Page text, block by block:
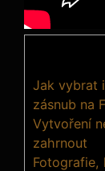
Jak vybrat
zásnub na
Vytvoření
zahrnout
Fotografie,